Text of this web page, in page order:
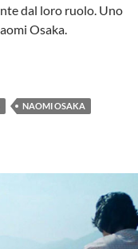
dal loro ruolo. Uno
Osaka.
DI GARRETT BRADLEY
NAOMI OSAKA